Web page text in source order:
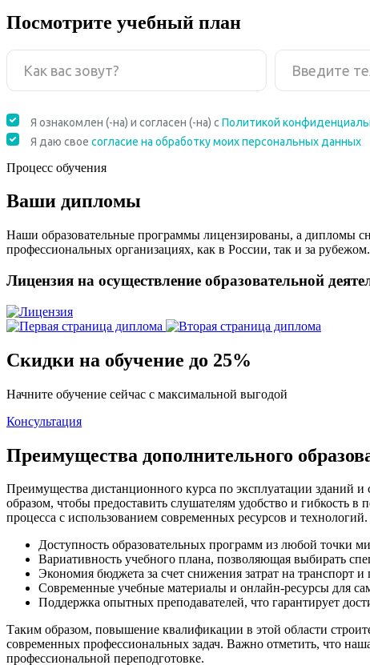
Посмотрите учебный план
Процесс обучения
Ваши дипломы
Наши образовательные программы лицензированы, а дипломы
профессиональных организациях, как в России, так и за рубежом.
Лицензия на осуществление образовательной
Скидки на обучение до 25%
Начните обучение сейчас с максимальной выгодой
Консультация
Преимущества дополнительного
Преимущества дистанционного курса по эксплуатации
образом, чтобы предоставить слушателям удобство и гибкость
процесса с использованием современных ресурсов и
Доступность образовательных программ из любой точки
Вариативность учебного плана, позволяющая выбирать
Экономия бюджета за счет снижения затрат на транспорт
Современные учебные материалы и онлайн-ресурсы для
Поддержка опытных преподавателей, что гарантирует
Таким образом, повышение квалификации в этой области
современных профессиональных задач. Важно отметить, что
профессиональной переподготовке.